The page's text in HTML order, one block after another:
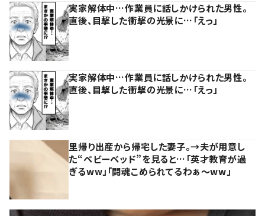
実家解体中…作業員に話しかけられた男性。
直後、目撃した衝撃の光景に…「えっ」
実家解体中…作業員に話しかけられた男性。
直後、目撃した衝撃の光景に…「えっ」
里帰り出産から帰宅した妻子。→夫が用意し
た“ベビーベッド”を見ると…「英才教育が過
ぎるww」「闘魂こめられてるわぁ～ww」